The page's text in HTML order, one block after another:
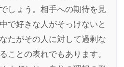
しょう。相手への期待を見
で好きな人がそっけないと
たがその人に対して過剰な
ことの表れでもあります。